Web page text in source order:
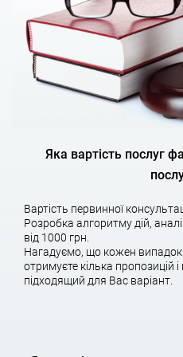
Результати та
За результатами аудиту
оцінками та рекомендаціями.
Наші фахівці підготують
подальшої роботи з
оподаткування нематеріальних
пов’язаних з його придбанням
Тривалість ip-аудитів
вивчаються, та глибиною аналізу.
Яка вартість послуг
Вартість первинної
Розробка алгоритму дій,
від 1000 грн.
Нагадуємо, що кожен випадок
отримуєте кілька пропозицій
підходящий для Вас варіант.